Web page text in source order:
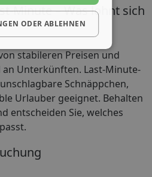
Minute – Was lohnt sich
stabileren Preisen und
Unterkünften. Last-Minute-
Schnäppchen,
Urlauber geeignet. Behalten
entscheiden Sie, welches
ODER ABLEHNEN